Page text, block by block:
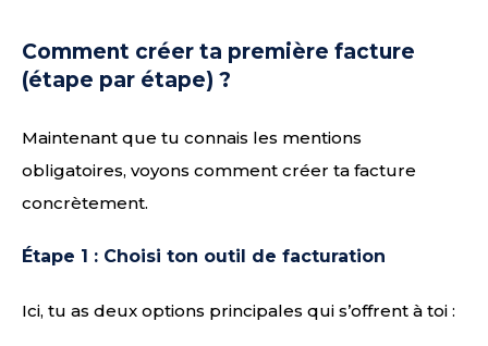
Comment créer ta première facture
(étape par étape) ?
Maintenant que tu connais les mentions
obligatoires, voyons comment créer ta facture
concrètement.
Étape 1 : Choisi ton outil de facturation
Ici, tu as deux options principales qui s’offrent à toi :